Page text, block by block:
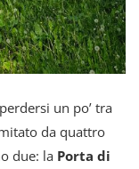
un po’ tra
da quattro
due: la Porta di